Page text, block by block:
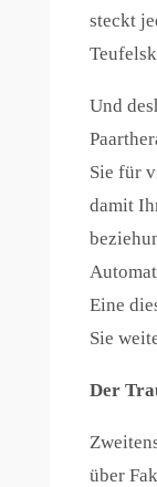
steckt
Und
Sie für
damit
Eine
Sie
Der
über